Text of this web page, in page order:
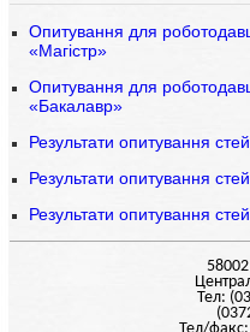
Опитування для
«Магістр»
Опитування для
«Бакалавр»
Результати опитування
Результати опитування
Результати опитування
Тел: